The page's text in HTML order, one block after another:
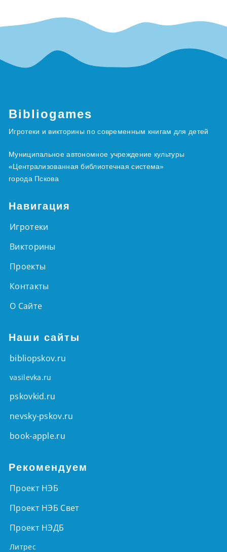
Bibliogames
Игротеки и викторины по современным книгам для детей
Муниципальное автономное учреждение культуры
«Централизованная библиотечная система»
города Пскова
Навигация
Игротеки
Викторины
Проекты
Контакты
О Сайте
Наши сайты
bibliopskov.ru
vasilevka.ru
pskovkid.ru
nevsky-pskov.ru
book-apple.ru
Рекомендуем
Проект НЭБ
Проект НЭБ Свет
Проект НЭДБ
Литрес